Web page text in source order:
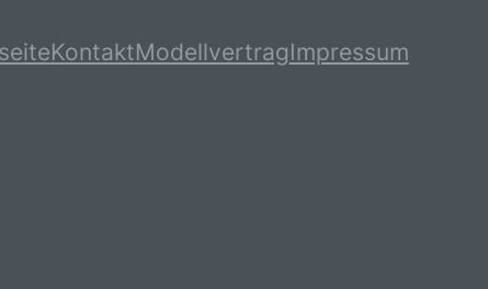
KontaktModellvertragImpressum